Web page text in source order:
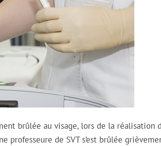
brûlée au visage, lors de la réalisation
professeure de SVT s’est brûlée